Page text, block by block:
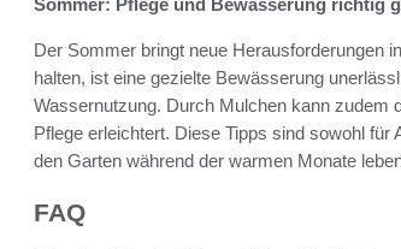
Sommer: Pflege und Bewässerung richtig
Der Sommer bringt neue Herausforderungen
halten, ist eine gezielte Bewässerung
Wassernutzung. Durch Mulchen kann zudem
Pflege erleichtert. Diese Tipps sind sowohl
den Garten während der warmen Monate
FAQ